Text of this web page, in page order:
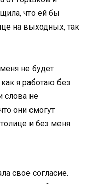
что ей бы
на выходных, так
не будет
я работаю без
слова не
они смогут
и без меня.
свое согласие.